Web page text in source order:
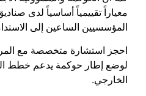
معياراً تقييمياً أساسياً لدى
المؤسسيين الساعين إلى
احجز استشارة متخصصة مع
لوضع إطار حوكمة يدعم خطط
الخارجي.